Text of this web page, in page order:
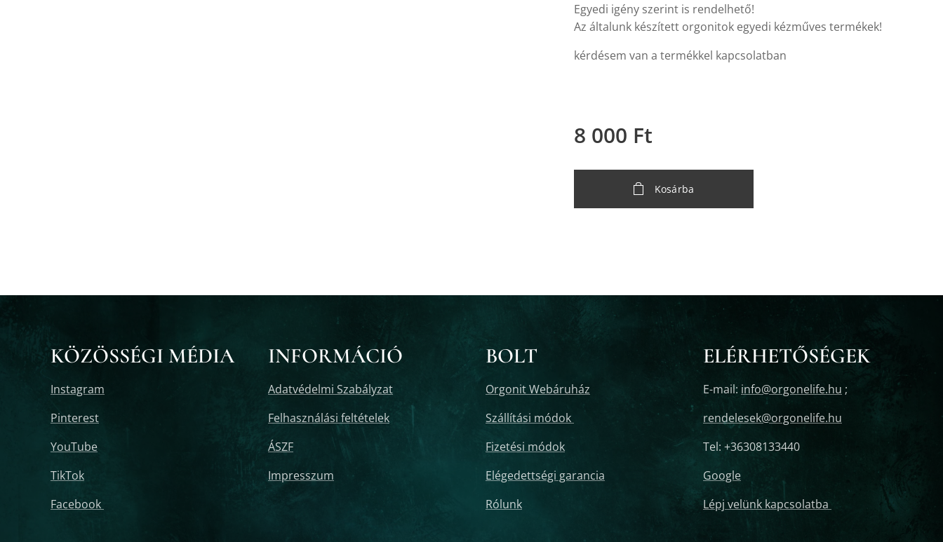
Egyedi igény szerint is rendelhető!
Az általunk készített orgonitok egyedi kézműves termékek!
kérdésem van a termékkel kapcsolatban
8 000 Ft
Kosárba
KÖZÖSSÉGI MÉDIA
Instagram
Pinterest
YouTube
TikTok
Facebook
INFORMÁCIÓ
Adatvédelmi Szabályzat
Felhasználási feltételek
ÁSZF
Impresszum
BOLT
Orgonit Webáruház
Szállítási módok
Fizetési módok
Elégedettségi garancia
Rólunk
ELÉRHETŐSÉGEK
E-mail: info@orgonelife.hu ;
rendelesek@orgonelife.hu
Tel: +36308133440
Google
Lépj velünk kapcsolatba